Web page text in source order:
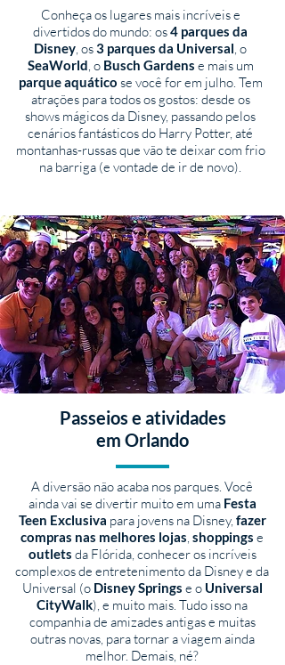
Conheça os lugares mais incríveis e
divertidos do mundo: os4 parques da
Disney, os3 parques da Universal, o
SeaWorld, o Busch Gardens e mais um
parque aquático se você for em julho. Tem
atrações para todos os gostos: desde os
shows mágicos da Disney, passando pelos
cenários fantásticos do Harry Potter, até
montanhas-russas que vão te deixar com frio
na barriga (e vontade de ir de novo).
Passeios e atividades
em Orlando
A diversão não acaba nos parques. Você
ainda vai se divertir muito em uma Festa
Teen Exclusiva para jovens na Disney, fazer
compras nas melhores lojas, shoppings e
outlets da Flórida, conhecer os incríveis
complexos de entretenimento da Disney e da
Universal (o Disney Springs e o Universal
CityWalk), e muito mais. Tudo isso na
companhia de amizades antigas e muitas
outras novas, para tornar a viagem ainda
melhor. Demais, né?